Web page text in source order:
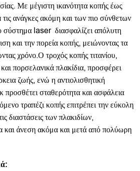
Με μέγιστη ικανότητα κοπής έως
ανάγκες ακόμη και των πιο σύνθετων
laser διασφαλίζει απόλυτη
και την πορεία κοπής, μειώνοντας τα
χρόνο.Ο τροχός κοπής τιτανίου,
πορσελανικά πλακίδια, προσφέρει
ζωής, ενώ η αντιολισθητική
σταθερότητα και ασφάλεια
τραπέζι κοπής επιτρέπει την εύκολη
διαστάσεις των πλακιδίων,
και άνεση ακόμα και μετά από πολύωρη